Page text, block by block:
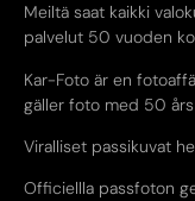
Meiltä saat kaikki
palvelut 50 vuoden
Kar-Foto är en
gäller foto med 50
Viralliset passikuvat
Officiellla passfoton